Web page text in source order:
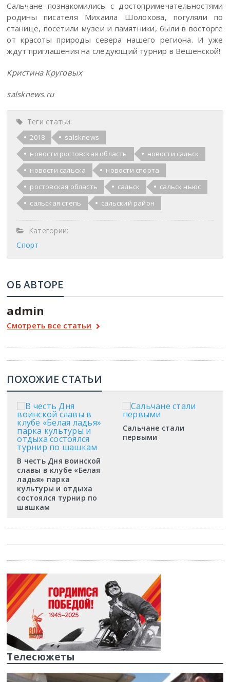
Сальчане познакомились с достопримечательностями
родины писателя Михаила Шолохова, погуляли по
станице, посетили музеи и памятники, были в восторге
от красоты природы севера нашего региона. И уже
ждут приглашения на следующий турнир в Вёшенской!
Кристина Круговых
salsknews.ru
Теги статьи:
2018
salsknews
новости ростовская область
новости сальск
новости сальска
новости спорта
ростовская область
сальск
сальск ньюс
сальская степь
сальский район
Категории:
Спорт
ОБ АВТОРЕ
admin
Смотреть все статьи
ПОХОЖИЕ СТАТЬИ
В честь Дня воинской
славы в клубе «Белая
ладья» парка
культуры и отдыха
состоялся турнир по
шашкам
Сальчане стали
первыми
Телесюжеты